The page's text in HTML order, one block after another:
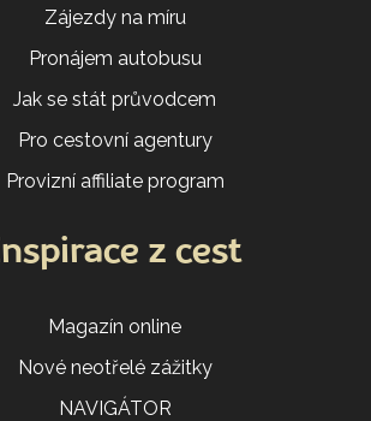
Zájezdy na míru
Pronájem autobusu
Jak se stát průvodcem
Pro cestovní agentury
Provizní affiliate program
z cest
Magazín online
Nové neotřelé zážitky
NAVIGÁTOR